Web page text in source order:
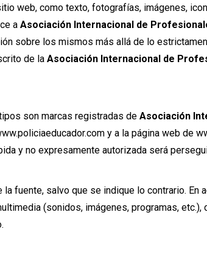
web, como texto, fotografías, imágenes,
a Asociación Internacional de
sobre los mismos más allá de lo
de la Asociación Internacional de
son marcas registradas de Asociación
y a la página web de
y no expresamente autorizada será
fuente, salvo que se indique lo contrario.
(sonidos, imágenes, programas,